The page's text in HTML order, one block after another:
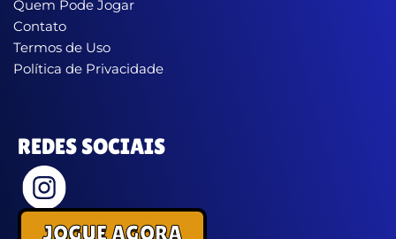
Quem Pode Jogar
Contato
Termos de Uso
Política de Privacidade
REDES SOCIAIS
JOGUE AGORA